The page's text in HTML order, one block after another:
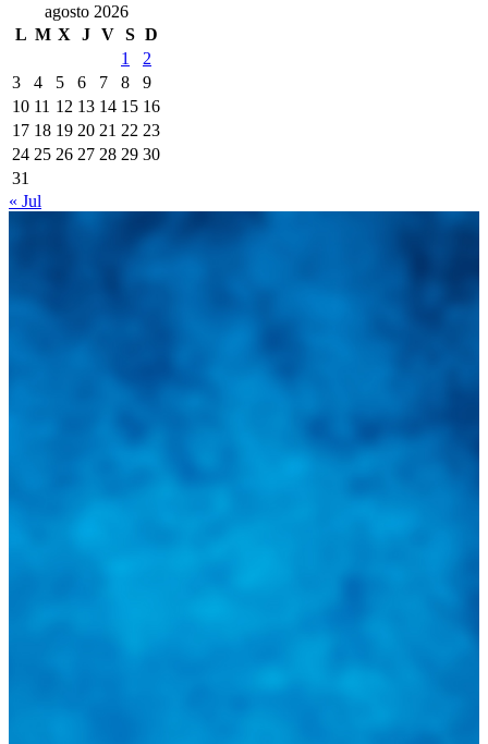
agosto 2026
L M X J V S D
1
2
3
4 5 6 7 8
9
10 11 12 13 14 15 16
17 18 19 20 21 22 23
24 25 26 27 28 29 30
31
« Jul
locales, nacionales e internacionales.